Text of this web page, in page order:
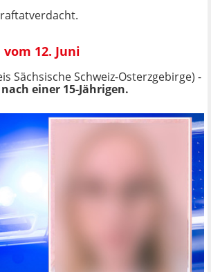
12. Juni
Sächsische Schweiz-Osterzgebirge) -
einer 15-Jährigen.